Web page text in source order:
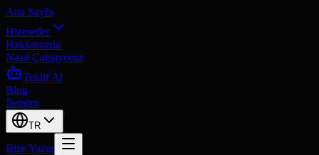
Ana Sayfa
Hizmetler
Hakkımızda
Nasıl Çalışıyoruz
Teklif Al
Blog
İletişim
TR
Bize Yazın